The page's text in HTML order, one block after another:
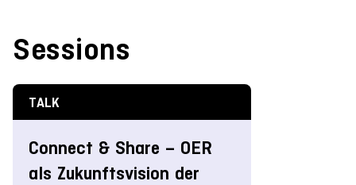
Sessions
TALK
Connect & Share – OER
als Zukunftsvision der